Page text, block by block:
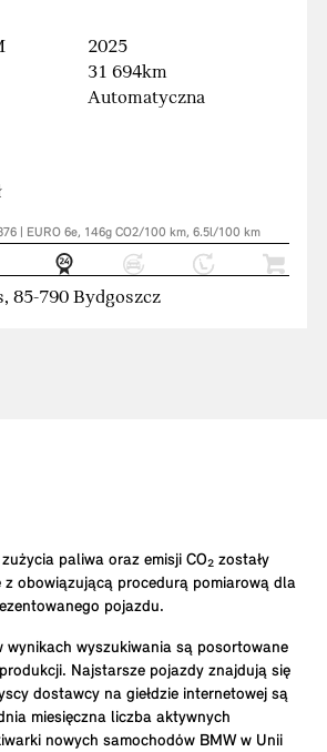
2025
31 694km
Automatyczna
| EURO 6e, 146g CO2/100 km, 6.5l/100 km
85-790 Bydgoszcz
paliwa oraz emisji CO₂ zostały
obowiązującą procedurą pomiarową dla
pojazdu.
wynikach wyszukiwania są posortowane
Najstarsze pojazdy znajdują się
dostawcy na giełdzie internetowej są
miesięczna liczba aktywnych
nowych samochodów BMW w Unii